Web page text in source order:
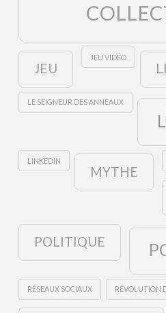
JEU
JEU VIDÉO
LE SEIGNEUR DES ANNEAUX
LINKEDIN
MYTHE
POLITIQUE
RÉSEAUX SOCIAUX RÉVOLUTION